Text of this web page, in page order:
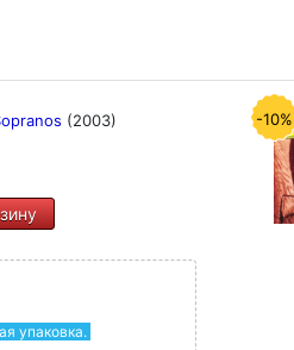
раз.
Grammophon (+ Decca
Хадына до Листа на 59
на которых
свои собственные
представлены в
будет выпущено
формата "LP" с 40-
формата,
дочери Бернстайна
(2003)
упаковка.
-10%